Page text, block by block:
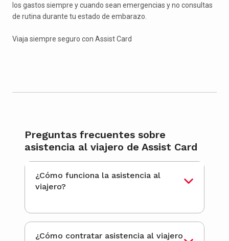
los gastos siempre y cuando sean emergencias y no consultas
de rutina durante tu estado de embarazo.
Viaja siempre seguro con Assist Card
Preguntas frecuentes sobre
asistencia al viajero de Assist Card
¿Cómo funciona la asistencia al
viajero?
¿Cómo contratar asistencia al viajero